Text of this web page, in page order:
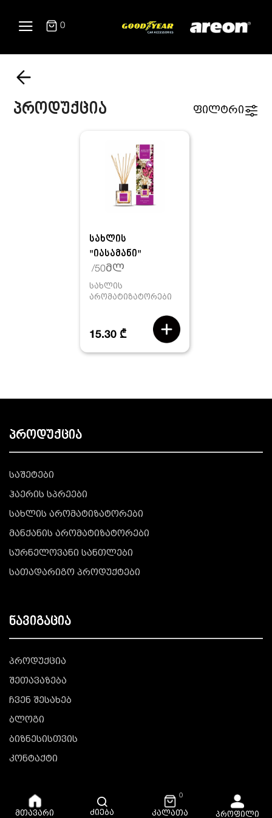
0
მთავარი ძიება
0
კალათა პროფილი
პროდუქცია ფილტრი
სახლის
"იასამანი"
/50მლ
სახლის
არომატიზატორები
15.30 ₾
პროდუქცია
საშეტები
ჰაერის სპრეები
სახლის არომატიზატორები
მანქანის არომატიზატორები
სურნელოვანი სანთლები
სათადარიგო პროდუქტები
ნავიგაცია
პროდუქცია
შეთავაზება
ჩვენ შესახებ
ბლოგი
ბიზნესისთვის
კონტაქტი